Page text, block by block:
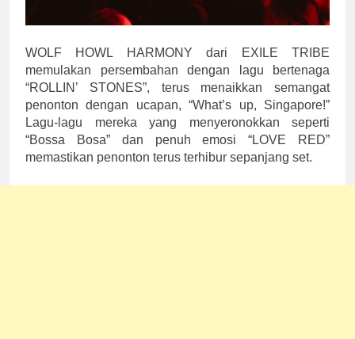
WOLF HOWL HARMONY dari EXILE TRIBE
memulakan persembahan dengan lagu bertenaga
“ROLLIN’ STONES”, terus menaikkan semangat
penonton dengan ucapan, “What’s up, Singapore!”
Lagu-lagu mereka yang menyeronokkan seperti
“Bossa Bosa” dan penuh emosi “LOVE RED”
memastikan penonton terus terhibur sepanjang set.